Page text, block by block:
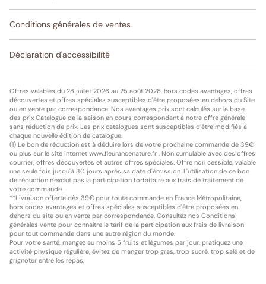
Conditions générales de ventes
Déclaration d'accessibilité
Offres valables du 28 juillet 2026 au 25 août 2026, hors codes avantages, offres
découvertes et offres spéciales susceptibles d'être proposées en dehors du Site
ou en vente par correspondance. Nos avantages prix sont calculés sur la base
des prix Catalogue de la saison en cours correspondant à notre offre générale
sans réduction de prix. Les prix catalogues sont susceptibles d’être modifiés à
chaque nouvelle édition de catalogue.
(1) Le bon de réduction est à déduire lors de votre prochaine commande de 39€
ou plus sur le site internet www.fleurancenature.fr . Non cumulable avec des offres
courrier, offres découvertes et autres offres spéciales. Offre non cessible, valable
une seule fois jusqu'à 30 jours après sa date d'émission. L'utilisation de ce bon
de réduction n'exclut pas la participation forfaitaire aux frais de traitement de
votre commande.
**Livraison offerte dès 39€ pour toute commande en France Métropolitaine,
hors codes avantages et offres spéciales susceptibles d'être proposées en
dehors du site ou en vente par correspondance. Consultez nos Conditions
générales vente pour connaître le tarif de la participation aux frais de livraison
pour tout commande dans une autre région du monde.
Pour votre santé, mangez au moins 5 fruits et légumes par jour, pratiquez une
activité physique régulière, évitez de manger trop gras, trop sucré, trop salé et de
grignoter entre les repas.